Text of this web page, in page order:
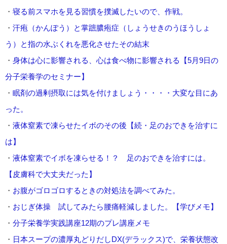
・ 寝る前スマホを見る習慣を撲滅したいので、作戦。
・ 汗疱（かんぽう）と掌蹠膿疱症（しょうせきのうほうしょ
う）と指の水ぶくれを悪化させたその結末
・ 身体は心に影響される、心は食べ物に影響される【5月9日の
分子栄養学のセミナー】
・ 眠剤の過剰摂取には気を付けましょう・・・・大変な目にあ
った。
・ 液体窒素で凍らせたイボのその後【続・足のおできを治すに
は】
・ 液体窒素でイボを凍らせる！？ 足のおできを治すには。
【皮膚科で大丈夫だった】
・ お腹がゴロゴロするときの対処法を調べてみた。
・ おじぎ体操 試してみたら腰痛軽減しました。【学びメモ】
・ 分子栄養学実践講座12期のプレ講座メモ
・ 日本スープの濃厚丸どりだしDX(デラックス)で、栄養状態改